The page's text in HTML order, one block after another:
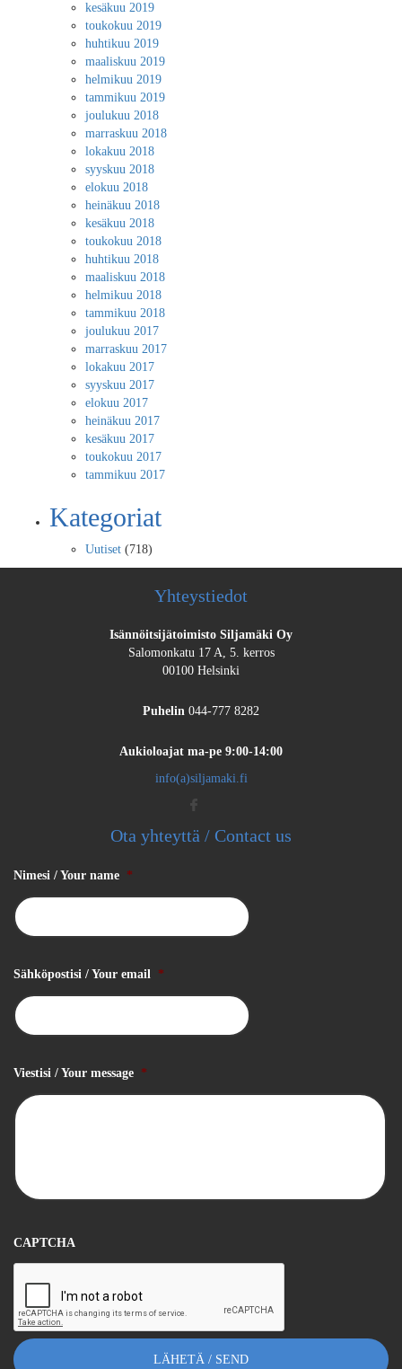
kesäkuu 2019
toukokuu 2019
huhtikuu 2019
maaliskuu 2019
helmikuu 2019
tammikuu 2019
joulukuu 2018
marraskuu 2018
lokakuu 2018
syyskuu 2018
elokuu 2018
heinäkuu 2018
kesäkuu 2018
toukokuu 2018
huhtikuu 2018
maaliskuu 2018
helmikuu 2018
tammikuu 2018
joulukuu 2017
marraskuu 2017
lokakuu 2017
syyskuu 2017
elokuu 2017
heinäkuu 2017
kesäkuu 2017
toukokuu 2017
tammikuu 2017
Kategoriat
Uutiset (718)
Yhteystiedot
Isännöitsijätoimisto Siljamäki Oy
Salomonkatu 17 A, 5. kerros
00100 Helsinki
Puhelin 044-777 8282
Aukioloajat ma-pe 9:00-14:00
info(a)siljamaki.fi
Ota yhteyttä / Contact us
Nimesi / Your name *
Sähköpostisi / Your email *
Viestisi / Your message *
CAPTCHA